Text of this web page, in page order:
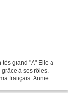
tès grand "A" Elle a
à ses rôles.
français. Annie